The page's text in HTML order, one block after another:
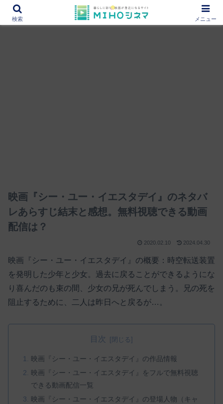
12000作品を紹介！あなたの映画図書館『MIHOシネマ』
映画『シー・ユー・イエスタデイ』のネタバ
レあらすじ結末と感想。無料視聴できる動画
配信は？
2020.02.10 2024.04.30
映画『シー・ユー・イエスタデイ』の概要：時空転送装置
を発明した少年と少女。過去に戻ることができるようにな
り喜んだのも束の間、少女の兄が死んでしまう。兄の死を
阻止するために、二人は昨日へと戻るが…。
目次
映画『シー・ユー・イエスタデイ』の作品情報
映画『シー・ユー・イエスタデイ』をフルで無料視聴
できる動画配信一覧
映画『シー・ユー・イエスタデイ』の登場人物（キャ
検索 メニュー